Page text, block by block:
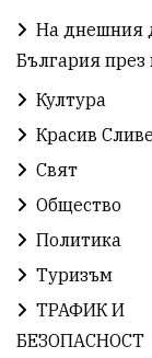
Празник
ХристоИлиев
На днешния
България през
Култура
Красив
Свят
Общество
Политика
Туризъм
ТРАФИК И
БЕЗОПАСНОСТ